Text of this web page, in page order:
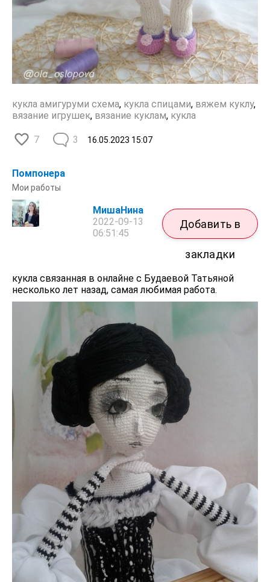
кукла амигуруми схема, кукла спицами, вяжем куклу,
вязание игрушек, вязание куклам, кукла
7 16.05.2023 15:07
3
Помпонера
Мои работы
МишаНина
2022-09-13
06:51:45
Добавить в
закладки
кукла связанная в онлайне с Будаевой Татьяной
несколько лет назад, самая любимая работа.